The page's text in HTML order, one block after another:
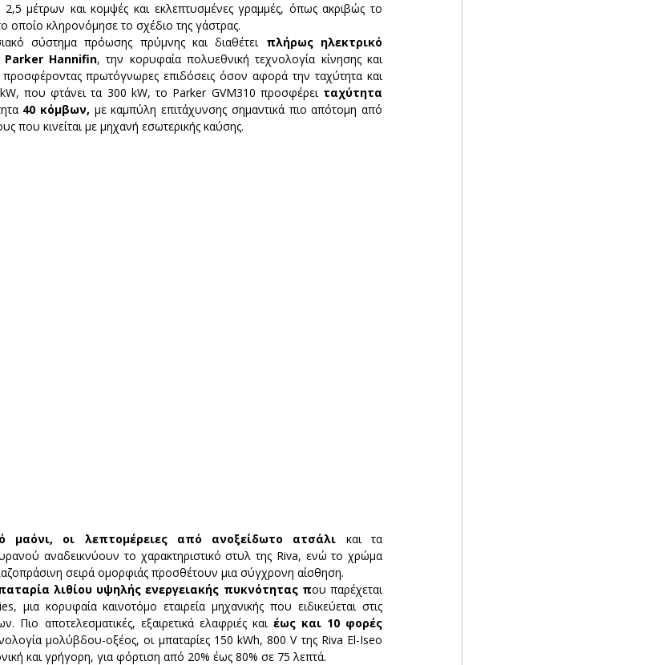
μέτρων και κομψές και εκλεπτυσμένες γραμμές, όπως ακριβώς το
οποίο κληρονόμησε το σχέδιο της γάστρας.
σύστημα πρόωσης πρύμνης και διαθέτει πλήρως ηλεκτρικό
Parker Hannifin, την κορυφαία πολυεθνική τεχνολογία κίνησης και
πρωτόγνωρες επιδόσεις όσον αφορά την ταχύτητα και
που φτάνει τα 300 kW, το Parker GVM310 προσφέρει ταχύτητα
40 κόμβων, με καμπύλη επιτάχυνσης σημαντικά πιο απότομη από
που κινείται με μηχανή εσωτερικής καύσης.
μαόνι, οι λεπτομέρειες από ανοξείδωτο ατσάλι και τα
αναδεικνύουν το χαρακτηριστικό στυλ της Riva, ενώ το χρώμα
σειρά ομορφιάς προσθέτουν μια σύγχρονη αίσθηση.
λιθίου υψηλής ενεργειακής πυκνότητας που παρέχεται
κορυφαία καινοτόμο εταιρεία μηχανικής που ειδικεύεται στις
Πιο αποτελεσματικές, εξαιρετικά ελαφριές και έως και 10 φορές
μολύβδου-οξέος, οι μπαταρίες 150 kWh, 800 V της Riva El-Iseo
και γρήγορη, για φόρτιση από 20% έως 80% σε 75 λεπτά.